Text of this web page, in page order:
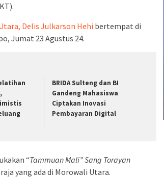
Delis Julkarson Hehi bertempat di
Jumat 23 Agustus 24.
BRIDA Sulteng dan BI
Gandeng Mahasiswa
Ciptakan Inovasi
Pembayaran Digital
“Tammuan Mali” Sang Torayan
yang ada di Morowali Utara.